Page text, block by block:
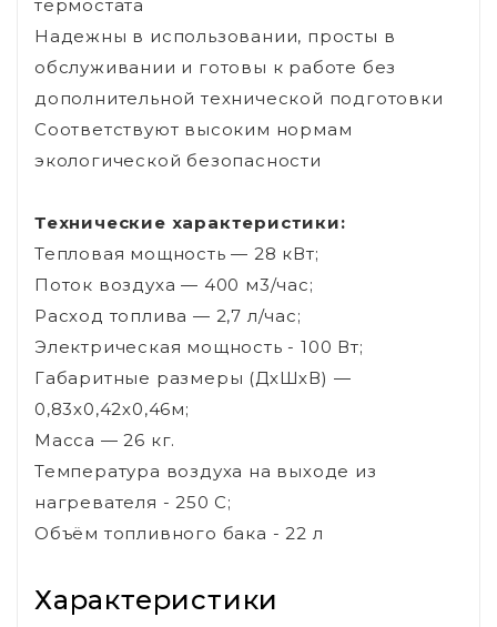
термостата
Надежны в использовании, просты в
обслуживании и готовы к работе без
дополнительной технической подготовки
Соответствуют высоким нормам
экологической безопасности
Технические характеристики:
Тепловая мощность — 28 кВт;
Поток воздуха — 400 м3/час;
Расход топлива — 2,7 л/час;
Электрическая мощность - 100 Вт;
Габаритные размеры (ДхШхВ) —
0,83х0,42х0,46м;
Масса — 26 кг.
Температура воздуха на выходе из
нагревателя - 250 С;
Объём топливного бака - 22 л
Характеристики